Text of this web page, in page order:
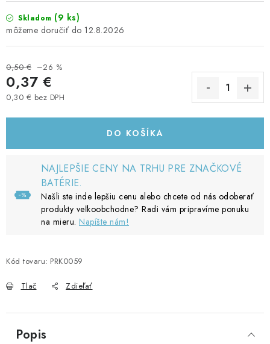
Kontakty Doprava a platba
Skladom (9 ks)
12.8.2026
0,50 € –26 %
0,37 €
0,30 € bez DPH
DO KOŠÍKA
NAJLEPŠIE CENY NA TRHU PRE ZNAČKOVÉ
BATÉRIE.
Našli ste inde lepšiu cenu alebo chcete od nás odoberať
produkty veľkoobchodne? Radi vám pripravíme ponuku
na mieru. Napíšte nám!
Kód tovaru: PRK0059
Tlač Zdieľať
Popis